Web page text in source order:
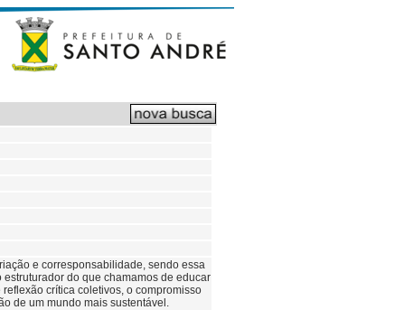
e corresponsabilidade, sendo essa
do que chamamos de educar
crítica coletivos, o compromisso
de um mundo mais sustentável.